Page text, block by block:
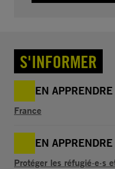
S'INFORMER
EN
France
EN
Protéger les réfugié·e·s